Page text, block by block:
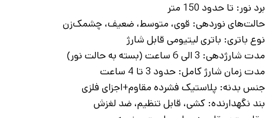
برد نور: تا حدود 150 متر
حالت‌های نوردهی: قوی، متوسط، ضعیف، چشمک‌زن
نوع باتری: باتری لیتیومی قابل شارژ
مدت شارژدهی: 3 الی 6 ساعت (بسته به حالت نور)
مدت زمان شارژ کامل: حدود 3 تا 4 ساعت
جنس بدنه: پلاستیک فشرده مقاوم+اجزای فلزی
بند نگهدارنده: کشی، قابل تنظیم، ضد لغزش